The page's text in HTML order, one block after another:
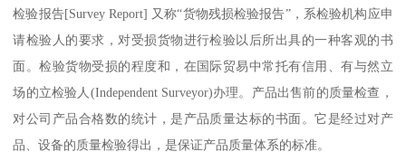
检验报告[Survey Report] 又称“货物残损检验报告”，系检验机构应申
请检验人的要求，对受损货物进行检验以后所出具的一种客观的书
面。检验货物受损的程度和，在国际贸易中常托有信用、有与然立
场的立检验人(Independent Surveyor)办理。产品出售前的质量检查，
对公司产品合格数的统计，是产品质量达标的书面。它是经过对产
品、设备的质量检验得出，是保证产品质量体系的标准。